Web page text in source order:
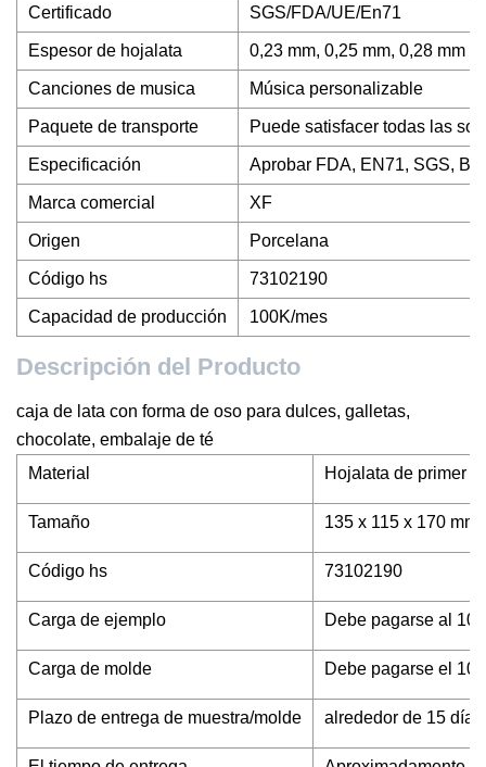
Certificado SGS/FDA/UE/En71
Espesor de hojalata 0,23 mm, 0,25 mm, 0,28 mm
Canciones de musica Música personalizable
Paquete de transporte Puede satisfacer todas las
Especificación Aprobar FDA, EN71, SGS, BV
Marca comercial XF
Origen Porcelana
Código hs 73102190
Capacidad de producción 100K/mes
Descripción del Producto
caja de lata con forma de oso para dulces, galletas,
chocolate, embalaje de té
Material
Hojalata de primer
Tamaño 135 x 115 x 170 mm
Código hs 73102190
Carga de ejemplo Debe pagarse al
Carga de molde Debe pagarse el
Plazo de entrega de muestra/molde alrededor de 15